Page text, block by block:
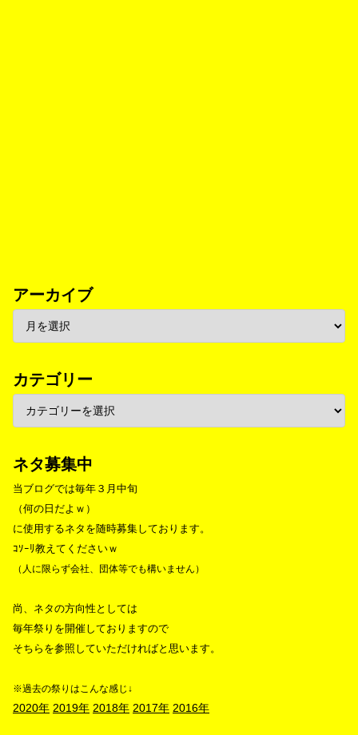
アーカイブ
カテゴリー
ネタ募集中
当ブログでは毎年３月中旬
（何の日だよｗ）
に使用するネタを随時募集しております。
ｺｿｰﾘ教えてくださいｗ
（人に限らず会社、団体等でも構いません）
尚、ネタの方向性としては
毎年祭りを開催しておりますので
そちらを参照していただければと思います。
※過去の祭りはこんな感じ↓
2020年 2019年 2018年 2017年 2016年